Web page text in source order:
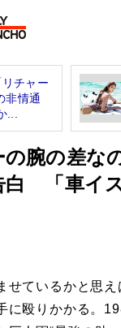
チャー
非情通
の腕の差
白 「車イ
ているかと思え
に殴りかかる。